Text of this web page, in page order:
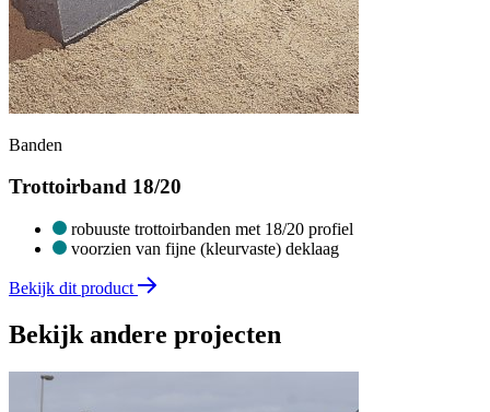
Banden
Trottoirband 18/20
robuuste trottoirbanden met 18/20 profiel
voorzien van fijne (kleurvaste) deklaag
Bekijk dit product
Bekijk andere projecten